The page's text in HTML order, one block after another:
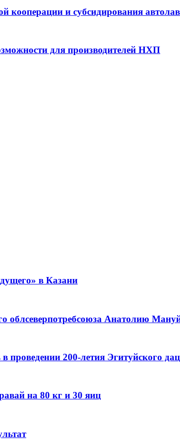
кооперации и субсидирования
для производителей НХП
в Казани
облсеверпотребсоюза Анатолию
проведении 200-летия Эгитуйского
на 80 кг и 30 яиц